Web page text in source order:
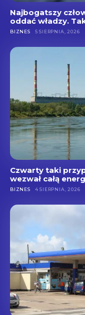
Najbogatszy
oddać władzy.
BIZNES 5 SIERPNIA, 2026
Czwarty taki
wezwał całą
BIZNES 4 SIERPNIA, 2026